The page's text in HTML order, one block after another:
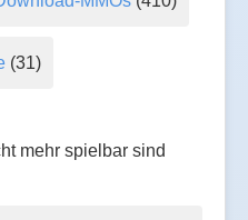
(31)
mehr spielbar sind